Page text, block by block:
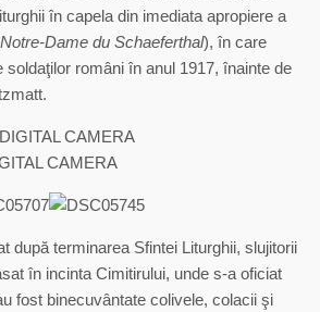
în capela din imediata apropiere a
Dame du Schaeferthal), în care
soldaţilor români în anul 1917, înainte de
CAMERA
după terminarea Sfintei Liturghii, slujitorii
în incinta Cimitirului, unde s-a oficiat
fost binecuvântate colivele, colacii şi